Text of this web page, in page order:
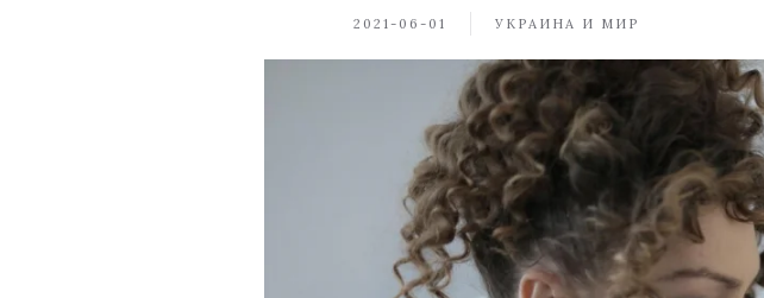
2021-06-01 УКРАИНА И МИР